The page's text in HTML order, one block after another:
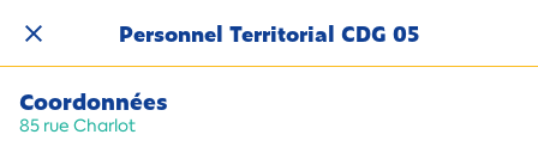
Personnel Territorial CDG 05
Coordonnées
85 rue Charlot